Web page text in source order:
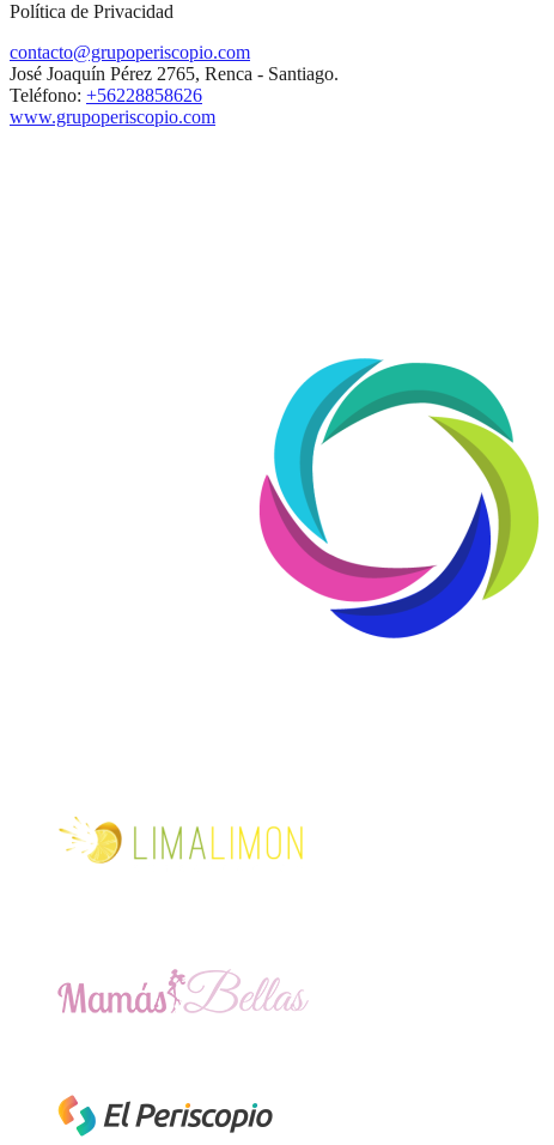
Política de Privacidad
contacto@grupoperiscopio.com
José Joaquín Pérez 2765, Renca - Santiago.
Teléfono: +56228858626
www.grupoperiscopio.com